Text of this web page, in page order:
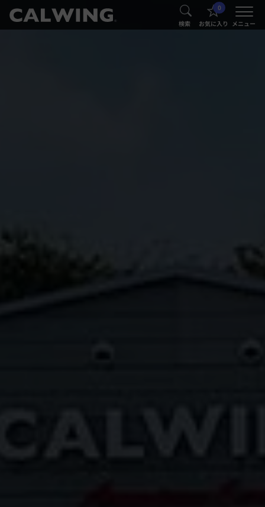
® 検索
0
お気に入り メニュー
®